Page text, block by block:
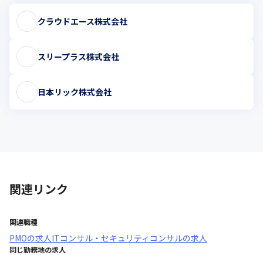
クラウドエース株式会社
スリープラス株式会社
日本リック株式会社
関連リンク
関連職種
PMOの求人ITコンサル・セキュリティコンサルの求人
同じ勤務地の求人